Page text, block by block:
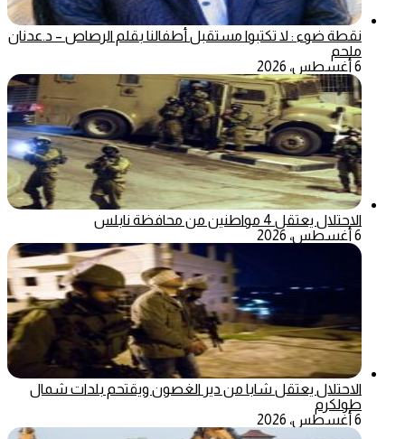
نقطة ضوء : لا تكتبوا مستقبل أطفالنا بقلم الرصاص – د.عدنان
ملحم
6 أغسطس، 2026
الاحتلال يعتقل 4 مواطنين من محافظة نابلس
6 أغسطس، 2026
الاحتلال يعتقل شابا من دير الغصون ويقتحم بلدات شمال
طولكرم
6 أغسطس، 2026